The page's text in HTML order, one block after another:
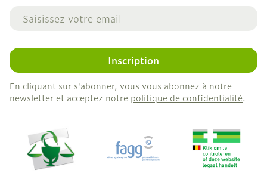
Adresse mail
Inscription
En cliquant sur s'abonner, vous vous abonnez à notre
newsletter et acceptez notre politique de confidentialité.